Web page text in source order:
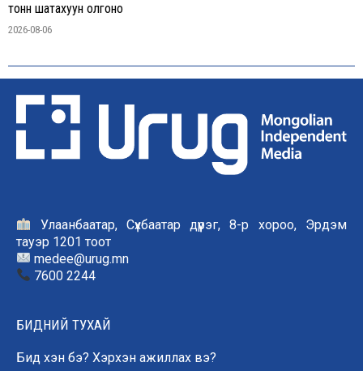
тонн шатахуун олгоно
2026-08-06
Улаанбаатар, Сүхбаатар дүүрэг, 8-р хороо, Эрдэм
тауэр 1201 тоот
medee@urug.mn
7600 2244
БИДНИЙ ТУХАЙ
Бид хэн бэ? Хэрхэн ажиллах вэ?